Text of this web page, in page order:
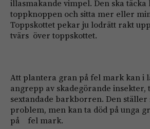
illasmakande vimpel. Den ska täcka
toppknoppen och sitta mer eller
Toppskottet pekar ju lodrätt rakt
tvärs över toppskottet.
Att plantera gran på fel mark kan i
angrepp av skadegörande
sextandade barkborren. Den
problem, men kan ta död på unga
på fel mark.